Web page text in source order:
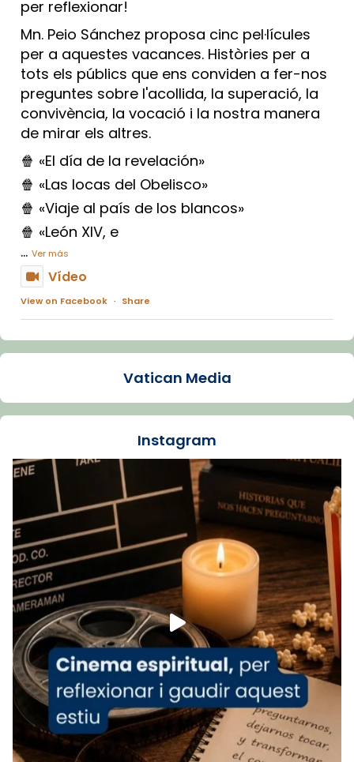
per reflexionar!
Mn. Peio Sánchez proposa cinc pel·lícules
per a aquestes vacances. Històries per a
tots els públics que ens conviden a fer-nos
preguntes sobre l'acollida, la superació, la
convivència, la vocació i la nostra manera
de mirar els altres.
🍿 «El día de la revelación»
🍿 «Las locas del Obelisco»
🍿 «Viaje al país de los blancos»
🍿 «León XIV, e
... Ver más
Vídeo
View on Facebook · Share
Arquebisbat de Barcelona
La Carmina va patir depressió. Fa gairebé
dos mesos, a l'Estadi Lluís Companys, la
Recupera l'entrevista comp
Vatican
tican News 👇
www.vaticannews.va/es/iglesia/news/2026-
07/carmina-historia-depresion-papa-viaje-
espana-testimoni...
Foto
View on Facebook · Share
Arquebisbat de Barcelona
2 weeks ago
«Avui les santes Juliana i Semproniana ens
ajuden a alçar la mirada»
Mons. Sergi Gordo, bisbe de Tortosa, ha
Vatican Media
Instagram